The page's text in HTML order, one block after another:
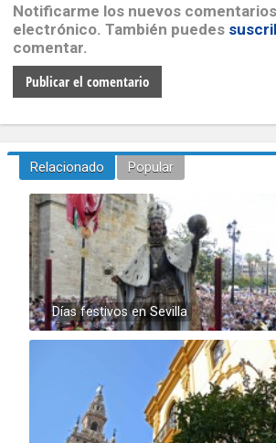
Notificarme los nuevos
electrónico. También puedes
comentar.
Relacionado Popular
Días festivos en Sevilla